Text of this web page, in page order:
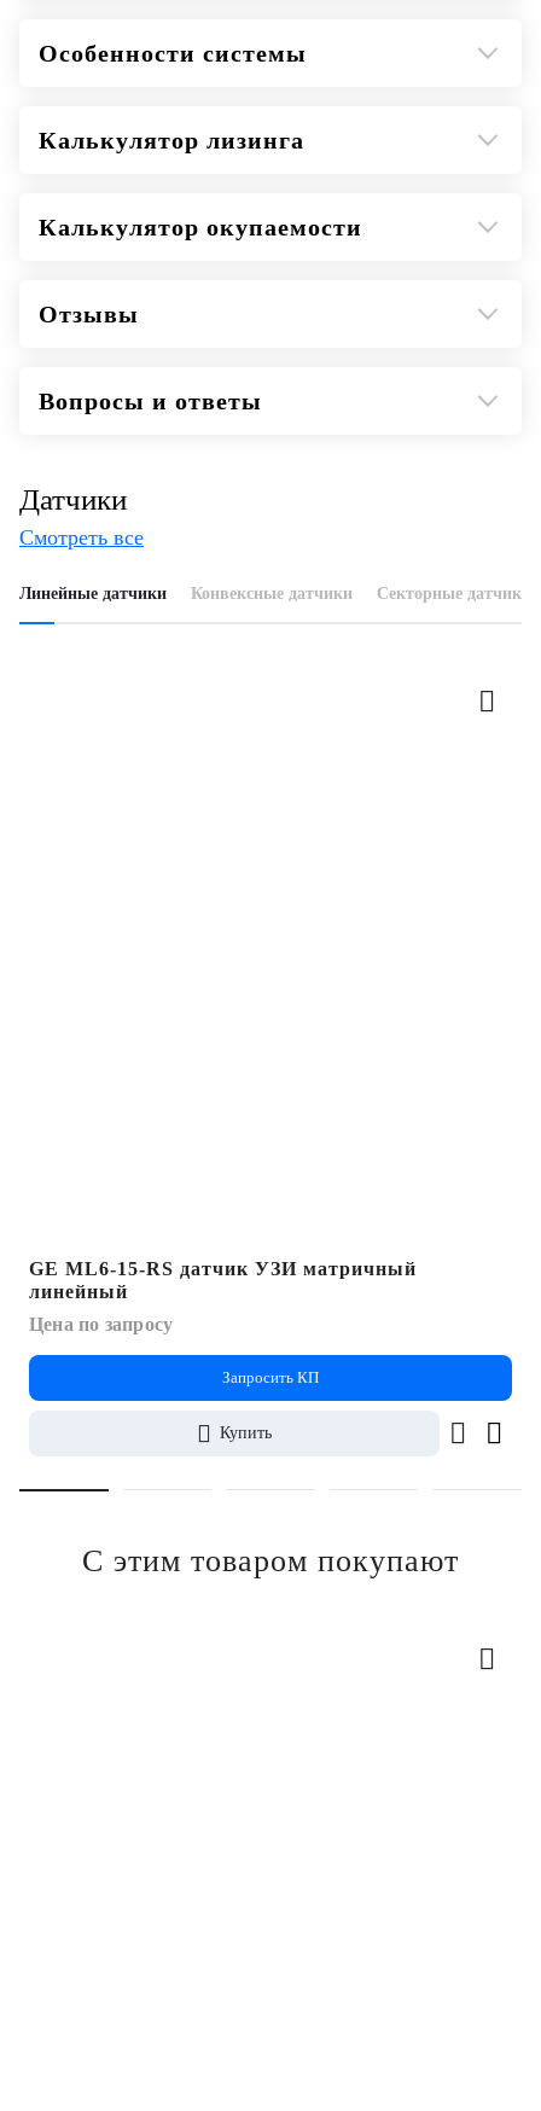
Редактор отчетов.
выбор последовательности сканирования и
Особенности системы
Калькулятор лизинга
Калькулятор окупаемости
Отзывы
Вопросы и ответы
Датчики
Смотреть все
Линейные датчики Конвексные датчики Секторные датчики
GE ML6-15-RS датчик УЗИ матричный
линейный
Цена по запросу
Запросить КП
Купить
С этим товаром покупают